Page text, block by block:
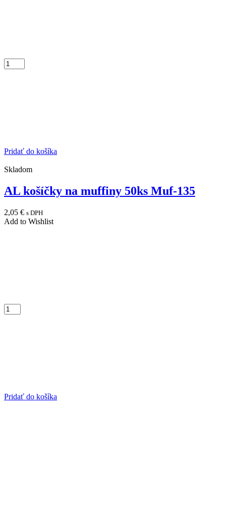
Pridať do košíka
Skladom
AL košíčky na muffiny 50ks Muf-135
2,05 € s DPH
Add to Wishlist
Pridať do košíka